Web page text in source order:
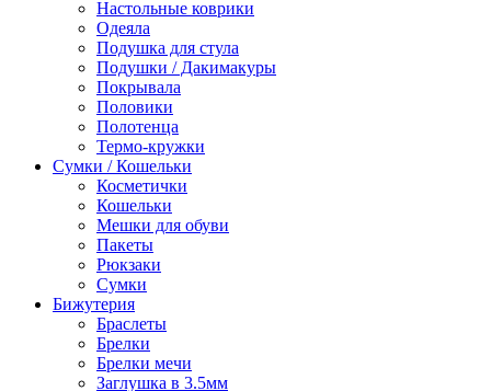
Настольные коврики
Одеяла
Подушка для стула
Подушки / Дакимакуры
Покрывала
Половики
Полотенца
Термо-кружки
Сумки / Кошельки
Косметички
Кошельки
Мешки для обуви
Пакеты
Рюкзаки
Сумки
Бижутерия
Браслеты
Брелки
Брелки мечи
Заглушка в 3.5мм